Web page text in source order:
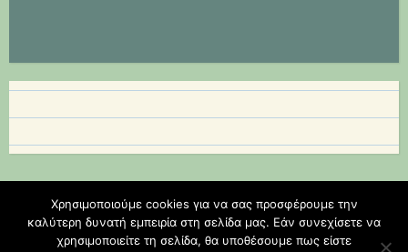
Φιλοξενείται στο https://blogs.sch.gr |
Θέμα: Scratchpad από
Automattic.
Χρησιμοποιούμε cookies για να σας προσφέρουμε την
καλύτερη δυνατή εμπειρία στη σελίδα μας. Εάν συνεχίσετε να
χρησιμοποιείτε τη σελίδα, θα υποθέσουμε πως είστε